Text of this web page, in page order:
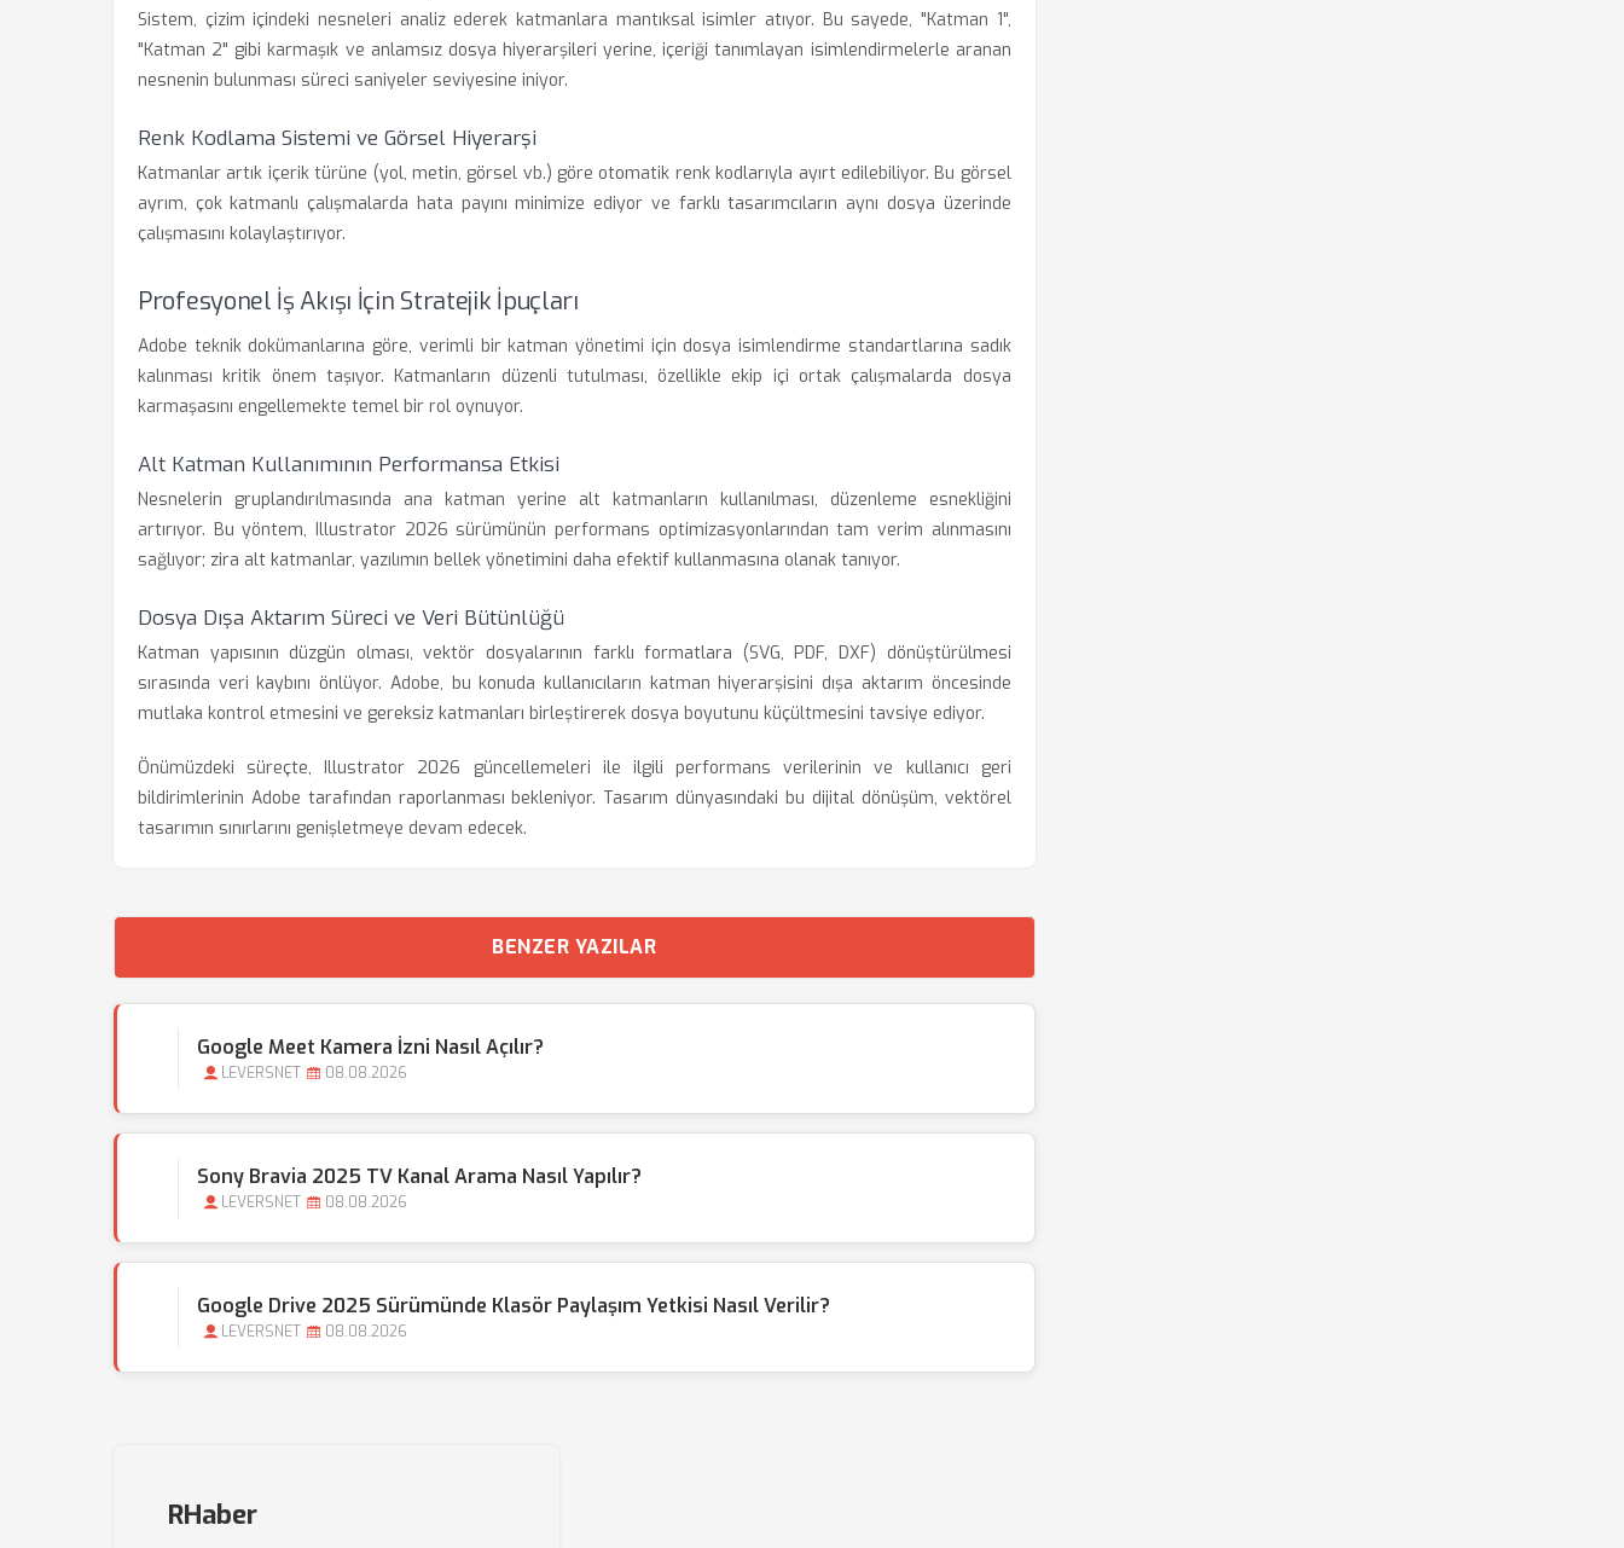
Sistem, çizim içindeki nesneleri analiz ederek katmanlara mantıksal isimler atıyor. Bu sayede, "Katman 1",
"Katman 2" gibi karmaşık ve anlamsız dosya hiyerarşileri yerine, içeriği tanımlayan isimlendirmelerle aranan
nesnenin bulunması süreci saniyeler seviyesine iniyor.
Renk Kodlama Sistemi ve Görsel Hiyerarşi
Katmanlar artık içerik türüne (yol, metin, görsel vb.) göre otomatik renk kodlarıyla ayırt edilebiliyor. Bu görsel
ayrım, çok katmanlı çalışmalarda hata payını minimize ediyor ve farklı tasarımcıların aynı dosya üzerinde
çalışmasını kolaylaştırıyor.
Profesyonel İş Akışı İçin Stratejik İpuçları
Adobe teknik dokümanlarına göre, verimli bir katman yönetimi için dosya isimlendirme standartlarına sadık
kalınması kritik önem taşıyor. Katmanların düzenli tutulması, özellikle ekip içi ortak çalışmalarda dosya
karmaşasını engellemekte temel bir rol oynuyor.
Alt Katman Kullanımının Performansa Etkisi
Nesnelerin gruplandırılmasında ana katman yerine alt katmanların kullanılması, düzenleme esnekliğini
artırıyor. Bu yöntem, Illustrator 2026 sürümünün performans optimizasyonlarından tam verim alınmasını
sağlıyor; zira alt katmanlar, yazılımın bellek yönetimini daha efektif kullanmasına olanak tanıyor.
Dosya Dışa Aktarım Süreci ve Veri Bütünlüğü
Katman yapısının düzgün olması, vektör dosyalarının farklı formatlara (SVG, PDF, DXF) dönüştürülmesi
sırasında veri kaybını önlüyor. Adobe, bu konuda kullanıcıların katman hiyerarşisini dışa aktarım öncesinde
mutlaka kontrol etmesini ve gereksiz katmanları birleştirerek dosya boyutunu küçültmesini tavsiye ediyor.
Önümüzdeki süreçte, Illustrator 2026 güncellemeleri ile ilgili performans verilerinin ve kullanıcı geri
bildirimlerinin Adobe tarafından raporlanması bekleniyor. Tasarım dünyasındaki bu dijital dönüşüm, vektörel
tasarımın sınırlarını genişletmeye devam edecek.
BENZER YAZILAR
Google Meet Kamera İzni Nasıl Açılır?
LEVERSNET 08.08.2026
Sony Bravia 2025 TV Kanal Arama Nasıl Yapılır?
LEVERSNET 08.08.2026
Google Drive 2025 Sürümünde Klasör Paylaşım Yetkisi Nasıl Verilir?
LEVERSNET 08.08.2026
RHaber